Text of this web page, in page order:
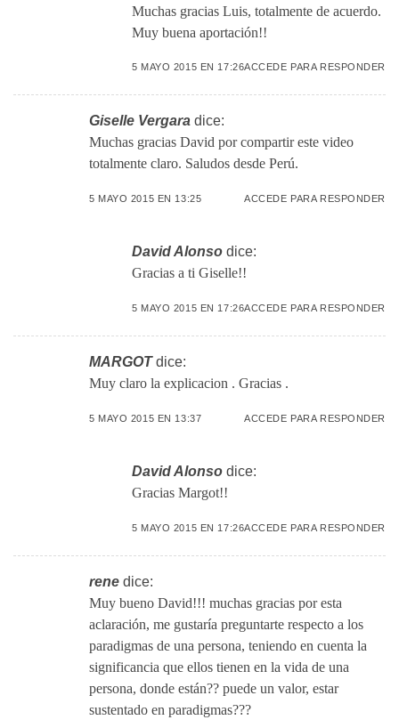
Muchas gracias Luis, totalmente de acuerdo.
Muy buena aportación!!
5 MAYO 2015 EN 17:26ACCEDE PARA RESPONDER
Giselle Vergara dice:
Muchas gracias David por compartir este video
totalmente claro. Saludos desde Perú.
5 MAYO 2015 EN 13:25 ACCEDE PARA RESPONDER
David Alonso dice:
Gracias a ti Giselle!!
5 MAYO 2015 EN 17:26ACCEDE PARA RESPONDER
MARGOT dice:
Muy claro la explicacion . Gracias .
5 MAYO 2015 EN 13:37 ACCEDE PARA RESPONDER
David Alonso dice:
Gracias Margot!!
5 MAYO 2015 EN 17:26ACCEDE PARA RESPONDER
rene dice:
Muy bueno David!!! muchas gracias por esta
aclaración, me gustaría preguntarte respecto a los
paradigmas de una persona, teniendo en cuenta la
significancia que ellos tienen en la vida de una
persona, donde están?? puede un valor, estar
sustentado en paradigmas???